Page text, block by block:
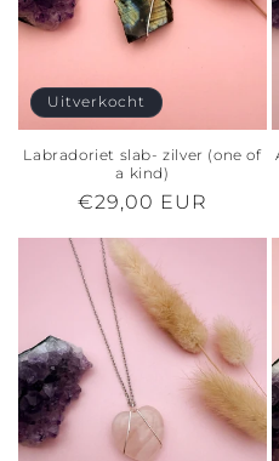
Uitverkocht
Labradoriet slab- zilver (one of
a kind)
Normale
€29,00 EUR